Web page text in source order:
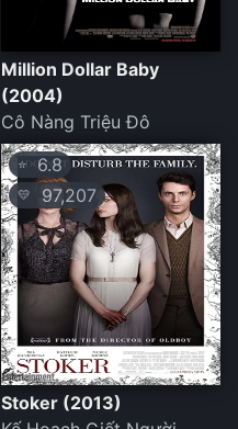
Million Dollar Baby
(2004)
Cô Nàng Triệu Đô
⭐6.8
💛 97,207
Stoker (2013)